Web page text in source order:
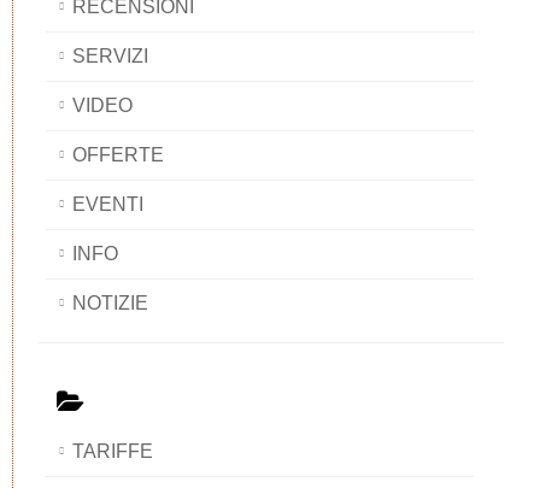
RECENSIONI
SERVIZI
VIDEO
OFFERTE
EVENTI
INFO
NOTIZIE
TARIFFE